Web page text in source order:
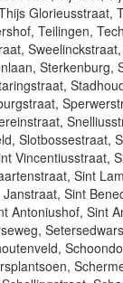
Glorieusstraat,
Teilingen,
Sterkenburg,
Slotbossestraat,
Vincentiusstraat,
Sint
Sint
Antoniushof, Sint